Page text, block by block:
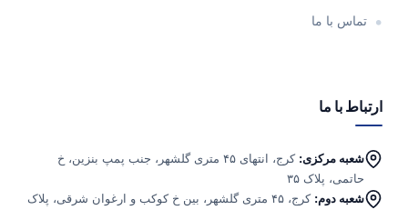
تماس با ما
ارتباط با ما
شعبه مرکزی:
کرج، انتهای ۴۵ متری گلشهر، جنب پمپ بنزین، خ
حاتمی، پلاک ۳۵
شعبه دوم:
کرج، ۴۵ متری گلشهر، بین خ کوکب و ارغوان شرقی، پلاک